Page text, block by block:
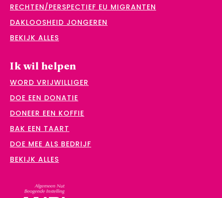
RECHTEN/PERSPECTIEF EU MIGRANTEN
DAKLOOSHEID JONGEREN
BEKIJK ALLES
Ik wil helpen
WORD VRIJWILLIGER
DOE EEN DONATIE
DONEER EEN KOFFIE
BAK EEN TAART
DOE MEE ALS BEDRIJF
BEKIJK ALLES